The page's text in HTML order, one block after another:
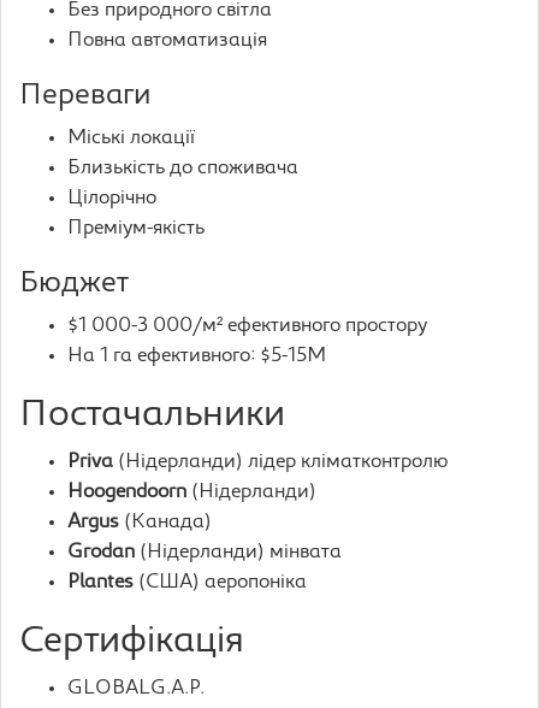
Без природного світла
Повна автоматизація
Переваги
Міські локації
Близькість до споживача
Цілорічно
Преміум-якість
Бюджет
$1 000-3 000/м² ефективного простору
На 1 га ефективного: $5-15M
Постачальники
Priva (Нідерланди) лідер кліматконтролю
Hoogendoorn (Нідерланди)
Argus (Канада)
Grodan (Нідерланди) мінвата
Plantes (США) аеропоніка
Сертифікація
GLOBALG.A.P.